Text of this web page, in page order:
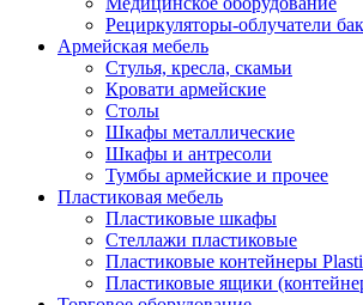
Рециркуляторы-облучатели
Армейская мебель
Стулья, кресла, скамьи
Кровати армейские
Столы
Шкафы металлические
Шкафы и антресоли
Тумбы армейские и прочее
Пластиковая мебель
Пластиковые шкафы
Стеллажи пластиковые
Пластиковые контейнеры
Пластиковые ящики